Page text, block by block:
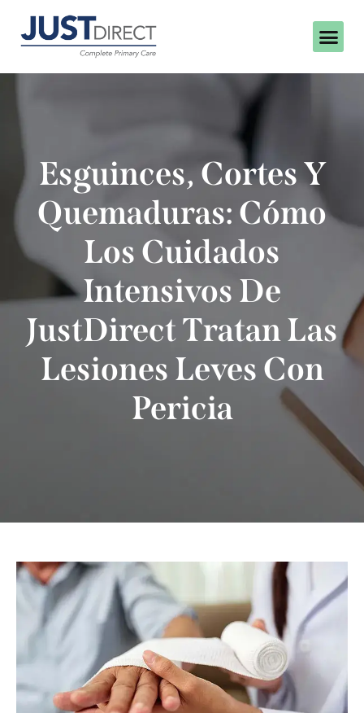
Esguinces, Cortes Y
Quemaduras: Cómo
Los Cuidados
Intensivos De
JustDirect Tratan Las
Lesiones Leves Con
Pericia